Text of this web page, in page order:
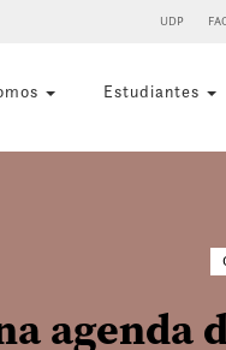
UDP
Estudiantes
agenda